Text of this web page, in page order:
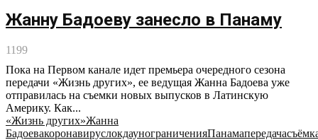
Жанну Бадоеву занесло в Панаму
1199
Пока на Первом канале идет премьера очередного сезона
передачи «Жизнь других», ее ведущая Жанна Бадоева уже
отправилась на съемки новых выпусков в Латинскую
Америку. Как...
«Жизнь других»Жанна
БадоевакоронавируслокдаунограниченияПанамапередача